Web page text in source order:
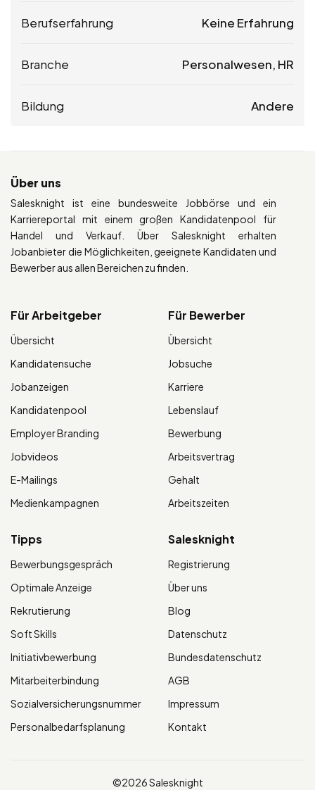
Berufserfahrung Keine Erfahrung
Branche Personalwesen, HR
Bildung Andere
Über uns
Salesknight ist eine bundesweite Jobbörse und ein
Karriereportal mit einem großen Kandidatenpool für
Handel und Verkauf. Über Salesknight erhalten
Jobanbieter die Möglichkeiten, geeignete Kandidaten und
Bewerber aus allen Bereichen zu finden.
Für Arbeitgeber
Übersicht
Kandidatensuche
Jobanzeigen
Kandidatenpool
Employer Branding
Jobvideos
E-Mailings
Medienkampagnen
Für Bewerber
Übersicht
Jobsuche
Karriere
Lebenslauf
Bewerbung
Arbeitsvertrag
Gehalt
Arbeitszeiten
Tipps
Bewerbungsgespräch
Optimale Anzeige
Rekrutierung
Soft Skills
Initiativbewerbung
Mitarbeiterbindung
Sozialversicherungsnummer
Personalbedarfsplanung
Salesknight
Registrierung
Über uns
Blog
Datenschutz
Bundesdatenschutz
AGB
Impressum
Kontakt
©2026 Salesknight